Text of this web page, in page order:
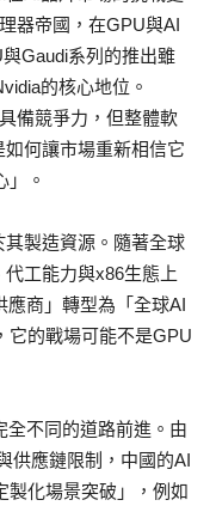
器帝國，在GPU與AI
Gaudi系列的推出雖
的核心地位。
備競爭力，但整體軟
何讓市場重新相信它
」。
製造資源。隨著全球
工能力與x86生態上
應商」轉型為「全球AI
它的戰場可能不是GPU
全不同的道路前進。由
供應鏈限制，中國的AI
製化場景突破」，例如